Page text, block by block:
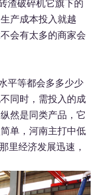
渣破碎机它旗下的
产成本投入就越
会有太多的商家会
平等都会多多少少
同时，需投入的成
然是同类产品，它
单，河南主打中低
里经济发展迅速，